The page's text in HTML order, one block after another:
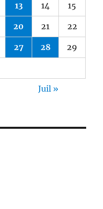
13 14 15
20 21 22
27 28 29
Juil »